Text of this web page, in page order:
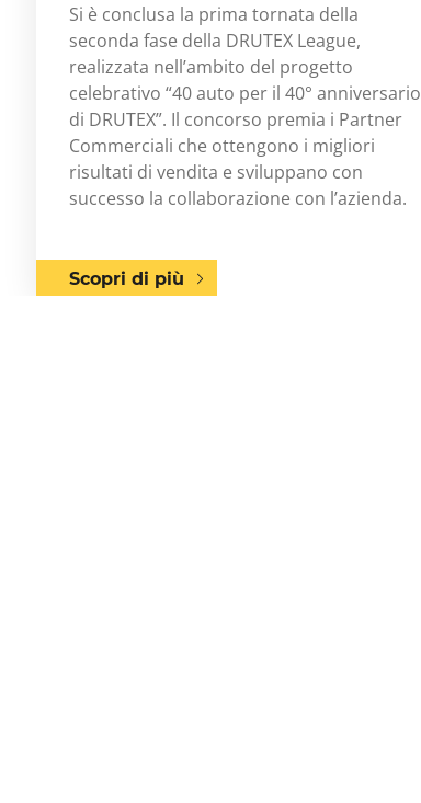
Si è conclusa la prima tornata della
seconda fase della DRUTEX League,
realizzata nell’ambito del progetto
celebrativo “40 auto per il 40° anniversario
di DRUTEX”. Il concorso premia i Partner
Commerciali che ottengono i migliori
risultati di vendita e sviluppano con
successo la collaborazione con l’azienda.
Scopri di più